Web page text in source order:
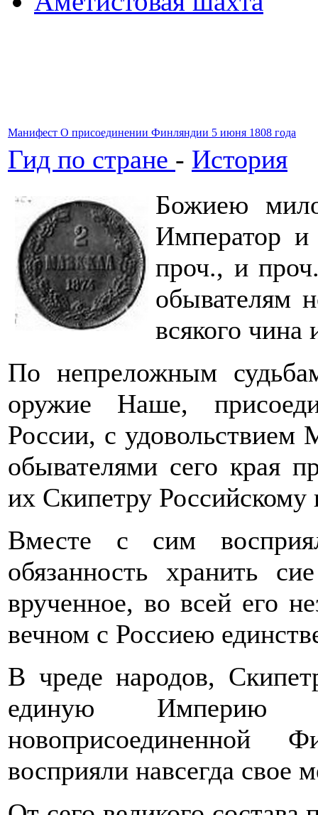
Манифест О присоединении Финляндии 5 июня 1808 года
Гид по стране - История
Божиею
Император
проч., и
обывателям
всякого чина
По непреложным
оружие Наше,
России, с
обывателями сего края
их Скипетру Российскому
Вместе с сим
обязанность хранить
врученное, во всей его
вечном с Россиею
В чреде народов,
единую Империю
восприяли навсегда свое